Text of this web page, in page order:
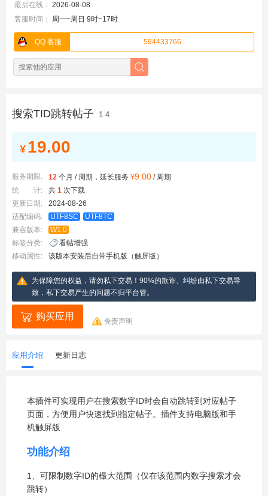
最后在线： 2026-08-08
客服时间：
周一~周日 9时~17时
QQ 客服 594433766
搜索TID跳转帖子 1.4
¥ 19.00
服务期限: 12 个月 / 周期，延长服务 ¥9.00 / 周期
统 计:
共 1 次下载
更新日期:
2024-08-26
适配编码:
UTF8SC
UTF8TC
兼容版本:
W1.0
标签分类:
看帖增强
移动属性:
该版本安装后自带手机版（触屏版）
为保障您的权益，请勿私下交易！90%的欺诈、纠纷由私下交易导
致，私下交易产生的问题不归平台管。
购买应用 免责声明
应用介绍 更新日志
本插件可实现用户在搜索数字ID时会自动跳转到对应帖子
页面，方便用户快速找到指定帖子。插件支持电脑版和手
机触屏版
功能介绍
1、可限制数字ID的樶大范围（仅在该范围内数字搜索才会
跳转）